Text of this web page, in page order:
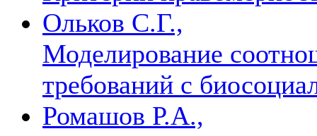
Ольков С.Г.,
Моделирование
требований с
Ромашов Р.А.,